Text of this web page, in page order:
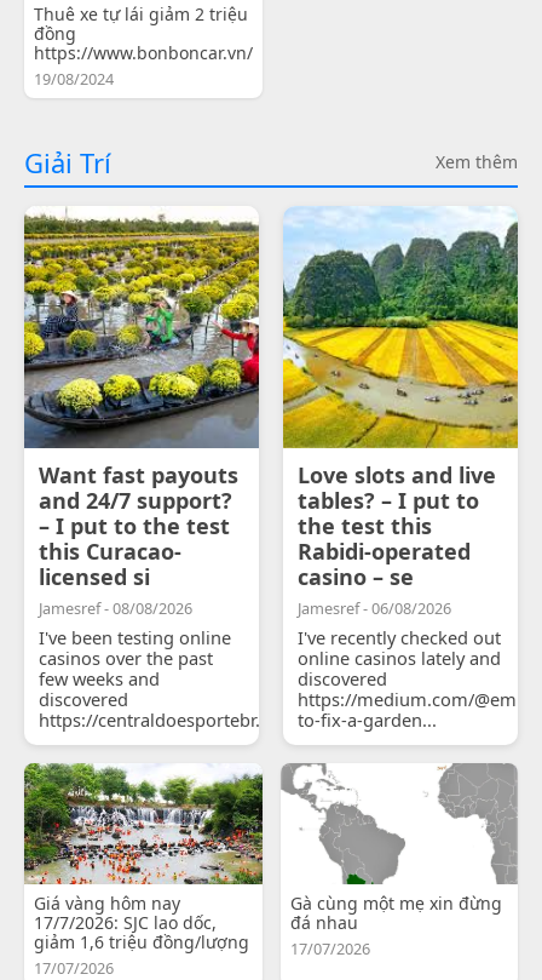
Thuê xe tự lái giảm 2 triệu
đồng
https://www.bonboncar.vn/
19/08/2024
Giải Trí Xem thêm
Want fast payouts
and 24/7 support?
– I put to the test
this Curacao-
licensed si
Jamesref - 08/08/2026
I've been testing online
casinos over the past
few weeks and
discovered
https://centraldoesportebr.substack.com/p/cucure...
Love slots and live
tables? – I put to
the test this
Rabidi-operated
casino – se
Jamesref - 06/08/2026
I've recently checked out
online casinos lately and
discovered
https://medium.com/
to-fix-a-garden...
Giá vàng hôm nay
17/7/2026: SJC lao dốc,
giảm 1,6 triệu đồng/lượng
17/07/2026
Gà cùng một mẹ xin đừng
đá nhau
17/07/2026